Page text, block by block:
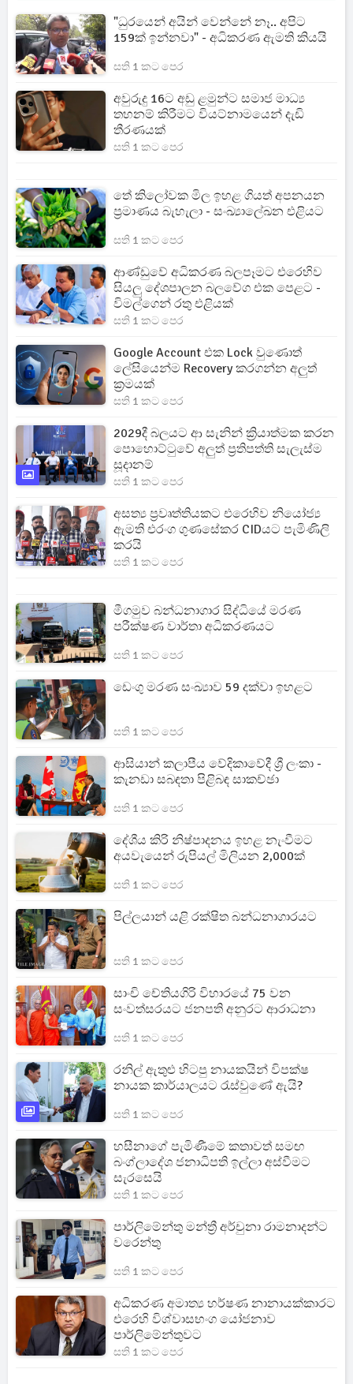
"ධුරයෙන් අයින් වෙන්නේ නෑ.. අපිට
159ක් ඉන්නවා" - අධිකරණ ඇමති කියයි
සති 1 කට පෙර
අවුරුදු 16ට අඩු ළමුන්ට සමාජ මාධ්‍ය
තහනම් කිරීමට වියට්නාමයෙන් දැඩි
තීරණයක්
සති 1 කට පෙර
තේ කිලෝවක මිල ඉහළ ගියත් අපනයන
ප්‍රමාණය බැහැලා - සංඛ්‍යාලේඛන එළියට
සති 1 කට පෙර
ආණ්ඩුවේ අධිකරණ බලපෑමට එරෙහිව
සියලු දේශපාලන බලවේග එක පෙළට -
විමල්ගෙන් රතු එළියක්
සති 1 කට පෙර
Google Account එක Lock වුණොත්
ලේසියෙන්ම Recovery කරගන්න අලුත්
ක්‍රමයක්
සති 1 කට පෙර
2029දී බලයට ආ සැනින් ක්‍රියාත්මක කරන
පොහොට්ටුවේ අලුත් ප්‍රතිපත්ති සැලැස්ම
සූදානම්
සති 1 කට පෙර
අසත්‍ය ප්‍රවෘත්තියකට එරෙහිව නියෝජ්‍ය
ඇමති එරංග ගුණසේකර CIDයට පැමිණිලි
කරයි
සති 1 කට පෙර
මීගමුව බන්ධනාගාර සිද්ධියේ මරණ
පරීක්ෂණ වාර්තා අධිකරණයට
සති 1 කට පෙර
ඩෙංගු මරණ සංඛ්‍යාව 59 දක්වා ඉහළට
සති 1 කට පෙර
ආසියාන් කලාපීය වේදිකාවේදී ශ්‍රී ලංකා -
කැනඩා සබඳතා පිළිබඳ සාකච්ඡා
සති 1 කට පෙර
දේශීය කිරි නිෂ්පාදනය ඉහළ නැංවීමට
අයවැයෙන් රුපියල් මිලියන 2,000ක්
සති 1 කට පෙර
පිල්ලයාන් යළි රක්ෂිත බන්ධනාගාරයට
සති 1 කට පෙර
සාංචි චේතියගිරි විහාරයේ 75 වන
සංවත්සරයට ජනපති අනුරට ආරාධනා
සති 1 කට පෙර
රනිල් ඇතුළු හිටපු නායකයින් විපක්ෂ
නායක කාර්යාලයට රැස්වුණේ ඇයි?
සති 1 කට පෙර
හසීනාගේ පැමිණීමේ කතාවත් සමඟ
බංග්ලාදේශ ජනාධිපති ඉල්ලා අස්වීමට
සැරසෙයි
සති 1 කට පෙර
පාර්ලිමේන්තු මන්ත්‍රී අර්චුනා රාමනාදන්ට
වරෙන්තු
සති 1 කට පෙර
අධිකරණ අමාත්‍ය හර්ෂණ නානායක්කාරට
එරෙහි විශ්වාසභංග යෝජනාව
පාර්ලිමේන්තුවට
සති 1 කට පෙර